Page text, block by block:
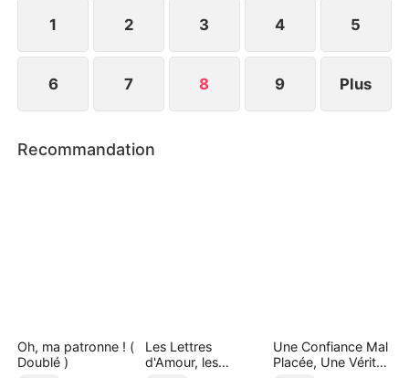
implacable de riposter.
1 2 3 4 5
6 7 8 9 Plus
Recommandation
Oh, ma patronne ! (
Doublé )
Les Lettres
d'Amour, les
Une Confiance Mal
Placée, Une Vérité